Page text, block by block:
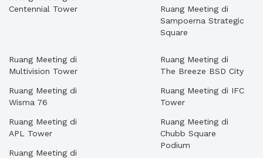
Centennial Tower
Ruang Meeting di
Sampoerna Strategic
Square
Ruang Meeting di
Multivision Tower
Ruang Meeting di
Wisma 76
Ruang Meeting di
APL Tower
Ruang Meeting di
Ruang Meeting di
The Breeze BSD City
Ruang Meeting di IFC
Tower
Ruang Meeting di
Chubb Square
Podium